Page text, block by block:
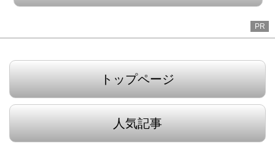
PR
トップページ
人気記事